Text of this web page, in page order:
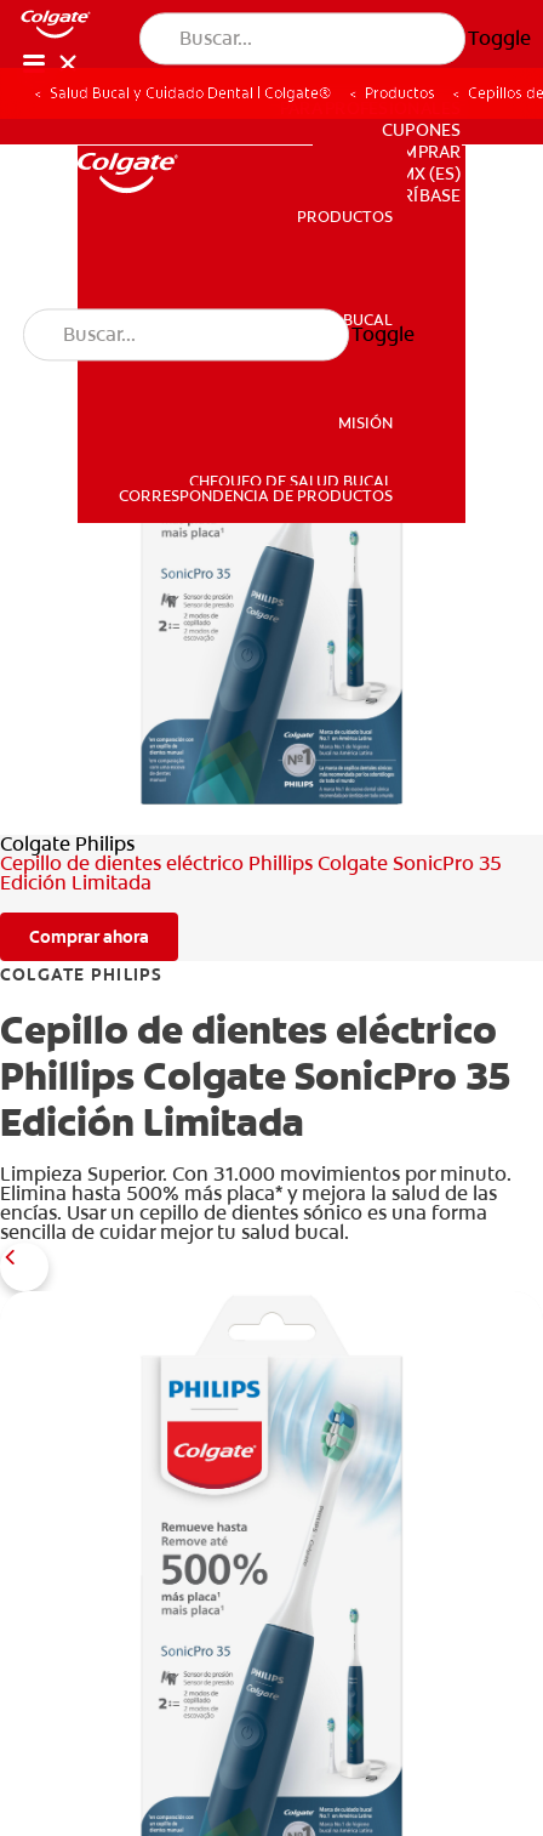
Toggle
PRODUCTOS
SALUD BUCAL
CHEQUEO DE SALUD BUCAL
CORRESPONDENCIA DE PRODUCTOS
PARA PROFESIONALES
MX (ES)
PARA PROFESIONALES
CUPONES
DONDE COMPRAR
MX (ES)
SUSCRÍBASE
PRODUCTOS
SALUD BUCAL
MISIÓN
CHEQUEO DE SALUD BUCAL
CORRESPONDENCIA DE PRODUCTOS
Toggle
Salud Bucal y Cuidado Dental | Colgate® Productos Cepillos
Colgate Philips
Cepillo de dientes eléctrico Phillips Colgate SonicPro 35
Edición Limitada
Comprar ahora
COLGATE PHILIPS
Cepillo de dientes eléctrico
Phillips Colgate SonicPro 35
Edición Limitada
Limpieza Superior. Con 31.000 movimientos por minuto.
Elimina hasta 500% más placa* y mejora la salud de las
encías. Usar un cepillo de dientes sónico es una forma
sencilla de cuidar mejor tu salud bucal.